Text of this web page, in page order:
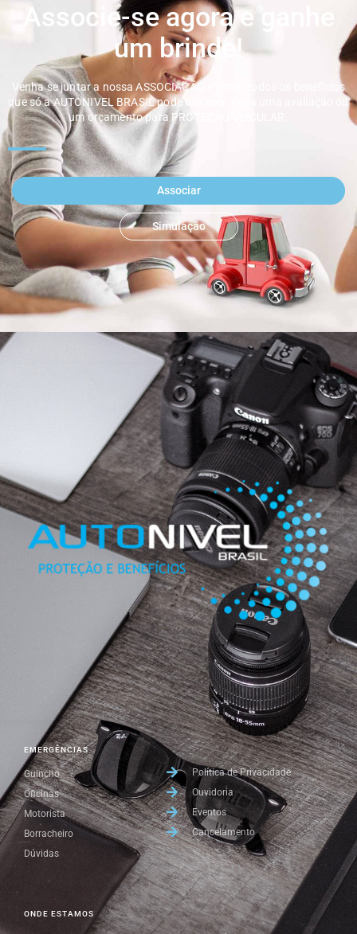
Associe-se agora e ganhe
um brinde!
Venha se juntar a nossa ASSOCIAÇÃO e tenha todos os benefícios
que só a AUTONIVEL BRASIL pode oferecer. Faça uma avaliação ou
um orçamento para PROTEÇÃO VEICULAR.
Associar
Simulação
ONDE ESTAMOS
Política de Privacidade
Ouvidoria
Eventos
Cancelamento
EMERGÊNCIAS
Guincho
Oficinas
Motorista
Borracheiro
Dúvidas